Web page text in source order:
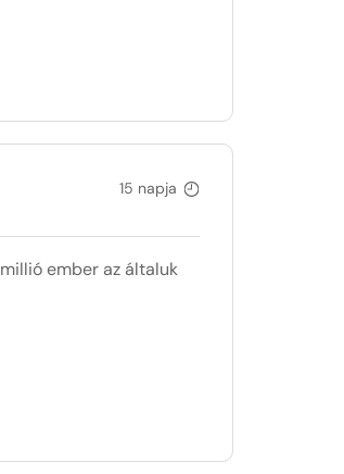
15 napja
ember az általuk